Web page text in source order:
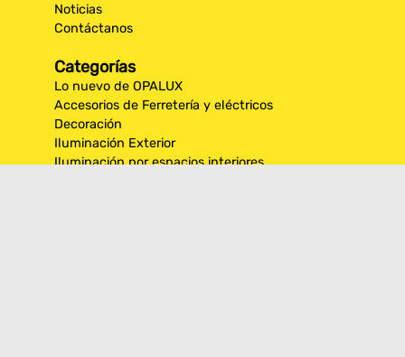
Noticias
Contáctanos
Categorías
Lo nuevo de OPALUX
Accesorios de Ferretería y eléctricos
Decoración
Iluminación Exterior
Iluminación por espacios interiores